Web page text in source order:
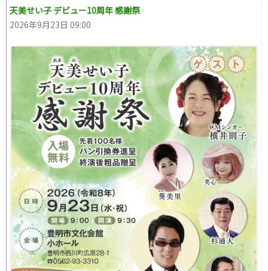
天美せい子 デビュー10周年 感謝祭
2026年9月23日 09:00